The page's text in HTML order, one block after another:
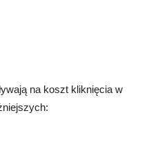
na koszt kliknięcia w